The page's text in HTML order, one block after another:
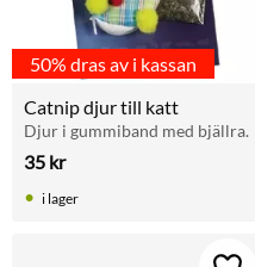
50% dras av i kassan
Catnip djur till katt
Djur i gummiband med bjällra.
35 kr
i lager